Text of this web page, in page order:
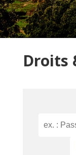
Droits